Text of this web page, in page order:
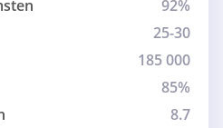
92%
25-30
185 000
85%
8.7